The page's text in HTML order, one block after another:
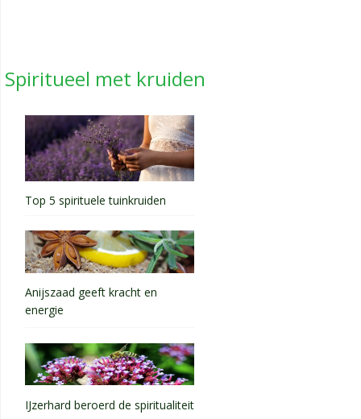
Spiritueel met kruiden
Top 5 spirituele tuinkruiden
Anijszaad geeft kracht en
energie
IJzerhard beroerd de spiritualiteit